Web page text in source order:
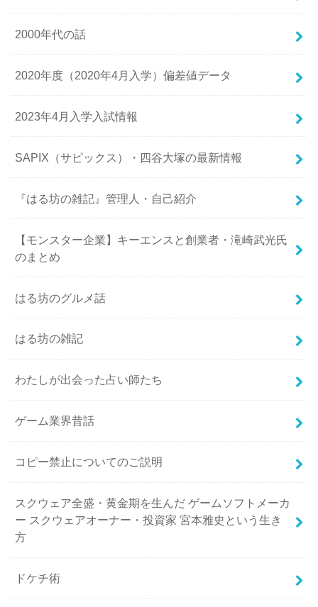
2000年代の話
2020年度（2020年4月入学）偏差値データ
2023年4月入学入試情報
SAPIX（サピックス）・四谷大塚の最新情報
『はる坊の雑記』管理人・自己紹介
【モンスター企業】キーエンスと創業者・滝崎武光氏
のまとめ
はる坊のグルメ話
はる坊の雑記
わたしが出会った占い師たち
ゲーム業界昔話
コピー禁止についてのご説明
スクウェア全盛・黄金期を生んだ ゲームソフトメーカ
ー スクウェアオーナー・投資家 宮本雅史という生き
方
ドケチ術